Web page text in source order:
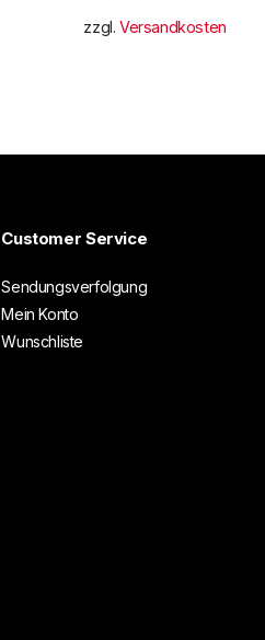
zzgl. Versandkosten
Customer Service
Sendungsverfolgung
Mein Konto
Wunschliste